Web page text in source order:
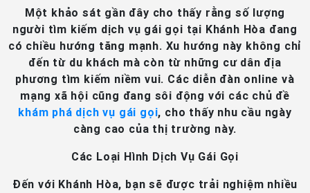
Một khảo sát gần đây cho thấy rằng số lượng
người tìm kiếm dịch vụ gái gọi tại Khánh Hòa đang
có chiều hướng tăng mạnh. Xu hướng này không chỉ
đến từ du khách mà còn từ những cư dân địa
phương tìm kiếm niềm vui. Các diễn đàn online và
mạng xã hội cũng đang sôi động với các chủ đề
khám phá dịch vụ gái gọi, cho thấy nhu cầu ngày
càng cao của thị trường này.
Các Loại Hình Dịch Vụ Gái Gọi
Đến với Khánh Hòa, bạn sẽ được trải nghiệm nhiều